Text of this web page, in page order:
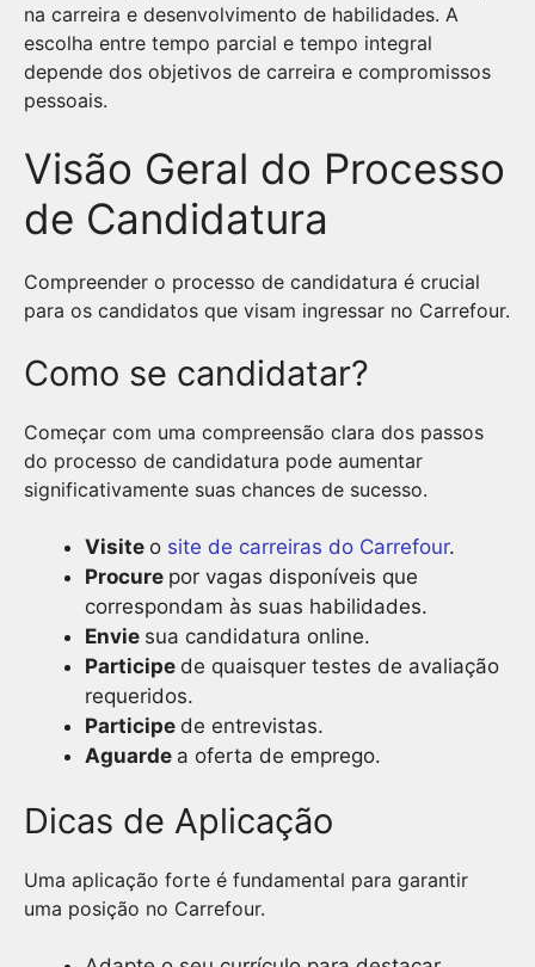
na carreira e desenvolvimento de habilidades. A
escolha entre tempo parcial e tempo integral
depende dos objetivos de carreira e compromissos
pessoais.
Visão Geral do Processo
de Candidatura
Compreender o processo de candidatura é crucial
para os candidatos que visam ingressar no Carrefour.
Como se candidatar?
Começar com uma compreensão clara dos passos
do processo de candidatura pode aumentar
significativamente suas chances de sucesso.
Visite o site de carreiras do Carrefour.
Procure por vagas disponíveis que
correspondam às suas habilidades.
Envie sua candidatura online.
Participe de quaisquer testes de avaliação
requeridos.
Participe de entrevistas.
Aguarde a oferta de emprego.
Dicas de Aplicação
Uma aplicação forte é fundamental para garantir
uma posição no Carrefour.